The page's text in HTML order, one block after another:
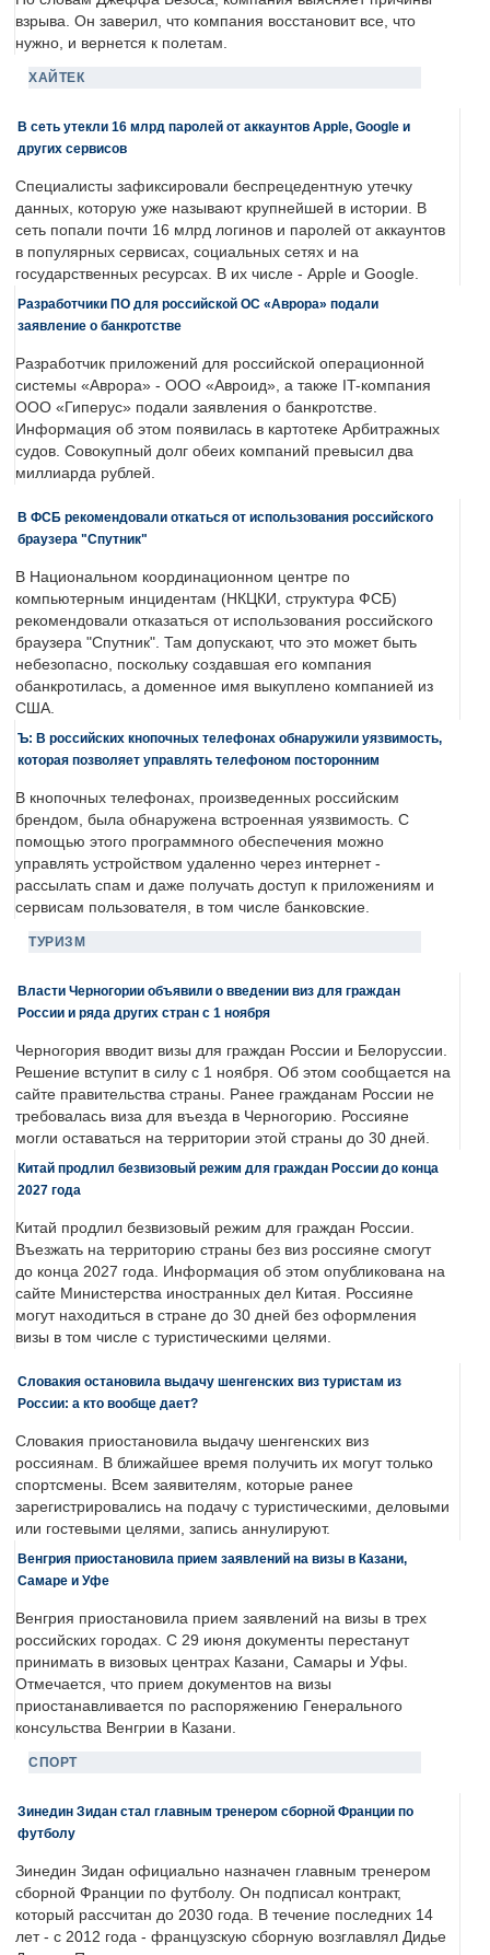
взрыва. Он заверил, что компания восстановит все, что
нужно, и вернется к полетам.
ХАЙТЕК
В сеть утекли 16 млрд паролей от аккаунтов Apple, Google и
других сервисов
Специалисты зафиксировали беспрецедентную утечку
данных, которую уже называют крупнейшей в истории. В
сеть попали почти 16 млрд логинов и паролей от аккаунтов
в популярных сервисах, социальных сетях и на
государственных ресурсах. В их числе - Apple и Google.
Разработчики ПО для российской ОС «Аврора» подали
заявление о банкротстве
Разработчик приложений для российской операционной
системы «Аврора» - ООО «Авроид», а также IT-компания
ООО «Гиперус» подали заявления о банкротстве.
Информация об этом появилась в картотеке Арбитражных
судов. Совокупный долг обеих компаний превысил два
миллиарда рублей.
В ФСБ рекомендовали откаться от использования российского
браузера "Спутник"
В Национальном координационном центре по
компьютерным инцидентам (НКЦКИ, структура ФСБ)
рекомендовали отказаться от использования российского
браузера "Спутник". Там допускают, что это может быть
небезопасно, поскольку создавшая его компания
обанкротилась, а доменное имя выкуплено компанией из
США.
Ъ: В российских кнопочных телефонах обнаружили уязвимость,
которая позволяет управлять телефоном посторонним
В кнопочных телефонах, произведенных российским
брендом, была обнаружена встроенная уязвимость. С
помощью этого программного обеспечения можно
управлять устройством удаленно через интернет -
рассылать спам и даже получать доступ к приложениям и
сервисам пользователя, в том числе банковские.
ТУРИЗМ
Власти Черногории объявили о введении виз для граждан
России и ряда других стран с 1 ноября
Черногория вводит визы для граждан России и Белоруссии.
Решение вступит в силу с 1 ноября. Об этом сообщается на
сайте правительства страны. Ранее гражданам России не
требовалась виза для въезда в Черногорию. Россияне
могли оставаться на территории этой страны до 30 дней.
Китай продлил безвизовый режим для граждан России до конца
2027 года
Китай продлил безвизовый режим для граждан России.
Въезжать на территорию страны без виз россияне смогут
до конца 2027 года. Информация об этом опубликована на
сайте Министерства иностранных дел Китая. Россияне
могут находиться в стране до 30 дней без оформления
визы в том числе с туристическими целями.
Словакия остановила выдачу шенгенских виз туристам из
России: а кто вообще дает?
Словакия приостановила выдачу шенгенских виз
россиянам. В ближайшее время получить их могут только
спортсмены. Всем заявителям, которые ранее
зарегистрировались на подачу с туристическими, деловыми
или гостевыми целями, запись аннулируют.
Венгрия приостановила прием заявлений на визы в Казани,
Самаре и Уфе
Венгрия приостановила прием заявлений на визы в трех
российских городах. С 29 июня документы перестанут
принимать в визовых центрах Казани, Самары и Уфы.
Отмечается, что прием документов на визы
приостанавливается по распоряжению Генерального
консульства Венгрии в Казани.
СПОРТ
Зинедин Зидан стал главным тренером сборной Франции по
футболу
Зинедин Зидан официально назначен главным тренером
сборной Франции по футболу. Он подписал контракт,
который рассчитан до 2030 года. В течение последних 14
лет - с 2012 года - французскую сборную возглавлял Дидье